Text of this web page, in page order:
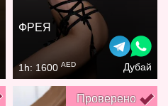
ФРЕЯ
1h: 1600 AED Дубай
Проверено